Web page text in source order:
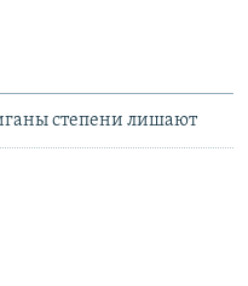
степени лишают